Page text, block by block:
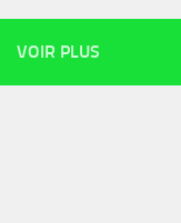
VOIR PLUS